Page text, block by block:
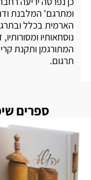
ומתרגם' המלבנת
הארמית בכלל
נוסחאותיו
המתורגמן ותקנת
תרגום.
ספרים